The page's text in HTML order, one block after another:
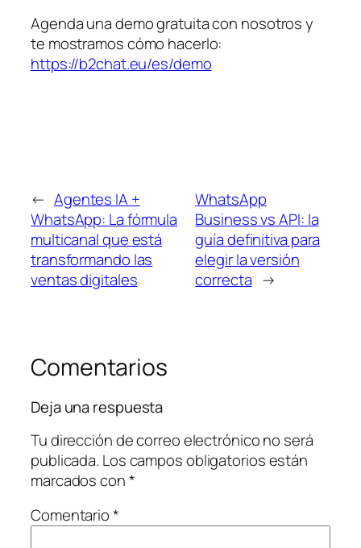
Agenda una demo gratuita con nosotros y
te mostramos cómo hacerlo:
https://b2chat.eu/es/demo
← Agentes IA +
WhatsApp: La fórmula
multicanal que está
transformando las
ventas digitales
WhatsApp
Business vs API: la
guía definitiva para
elegir la versión
correcta →
Comentarios
Deja una respuesta
Tu dirección de correo electrónico no será
publicada. Los campos obligatorios están
marcados con*
Comentario*